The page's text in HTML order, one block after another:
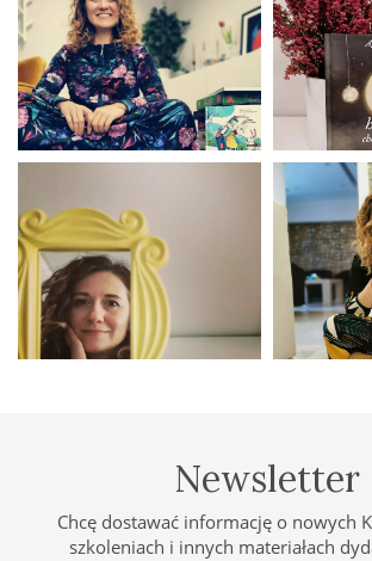
Newsletter
Chcę dostawać informację o nowych
szkoleniach i innych materiałach